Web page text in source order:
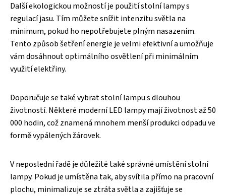
Další ekologickou možností je použití stolní lampy s
regulací jasu. Tím můžete snížit intenzitu světla na
minimum, pokud ho nepotřebujete plným nasazením.
Tento způsob šetření energie je velmi efektivní a umožňuje
vám dosáhnout optimálního osvětlení při minimálním
využití elektřiny.
Doporučuje se také vybrat stolní lampu s dlouhou
životností. Některé moderní LED lampy mají životnost až 50
000 hodin, což znamená mnohem menší produkci odpadu ve
formě vypálených žárovek.
V neposlední řadě je důležité také správné umístění stolní
lampy. Pokud je umístěna tak, aby svítila přímo na pracovní
plochu, minimalizuje se ztráta světla a zajišťuje se